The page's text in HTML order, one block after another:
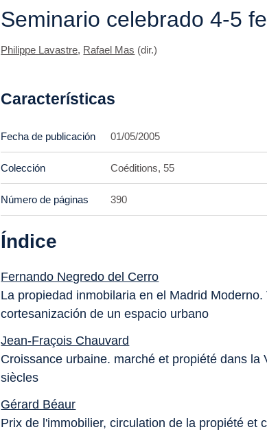
Seminario celebrado 4-5
Philippe Lavastre, Rafael Mas (dir.)
Características
Fecha de publicación 01/05/2005
Colección Coéditions, 55
Número de páginas 390
Índice
Fernando Negredo del Cerro
La propiedad inmobilaria en el Madrid
cortesanización de un espacio urbano
Jean-Fraçois Chauvard
Croissance urbaine. marché et propiété dans la
siècles
Gérard Béaur
Prix de l'immobilier, circulation de la propiété et